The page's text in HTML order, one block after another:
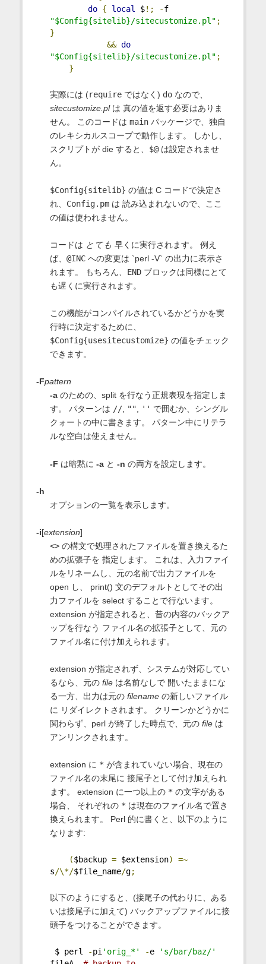
do { local $!; -
f
"$Config{sitelib}/sitecustomize.pl" ;
}
&& do
"$Config{sitelib}/sitecustomize.pl" ;
}
実際には (requireではなく) doなので、
sitecustomize.plは 真の値を返す必要はありま
せん。 このコードは mainパッケージで、独自
のレキシカルスコープで動作します。 しかし、
スクリプトが die すると、 $@は設定されませ
ん。
$Config{sitelib} の値は C コードで決定さ
れ、 Config.pmは 読み込まれないので、ここ
の値は使われません。
コードは とても 早くに実行されます。 例え
ば、 @INCへの変更は `perl -V` の出力に表示さ
れます。 もちろん、 ENDブロックは同様にとて
も遅くに実行されます。
この機能がコンパイルされているかどうかを実
行時に決定するために、
$Config{usesitecustomize} の値をチェック
できます。
-Fpattern
-aのための、split を行なう正規表現を指定しま
す。 パターンは //, "", '' で囲むか、シングル
クォートの中に書きます。 パターン中にリテラ
ルな空白は使えません。
-F は暗黙に -aと -n の両方を設定します。
-h
オプションの一覧を表示します。
-i[extension]
<>の構文で処理されたファイルを置き換えるた
めの拡張子を 指定します。 これは、入力ファイ
ルをリネームし、元の名前で出力ファイルを
open し、 print() 文のデフォルトとしてその出
力ファイルを select することで行ないます。
extension が指定されると、昔の内容のバックア
ップを行なう ファイル名の拡張子として、元の
ファイル名に付け加えられます。
extension が指定されず、システムが対応してい
るなら、元の fileは名前なしで 開いたままにな
る一方、出力は元の filenameの新しいファイル
に リダイレクトされます。 クリーンかどうかに
関わらず、perl が終了した時点で、元の fileは
アンリンクされます。
extension に * が含まれていない場合、現在の
ファイル名の末尾に 接尾子として付け加えられ
ます。 extension に一つ以上の * の文字がある
場合、 それぞれの * は現在のファイル名で置き
換えられます。 Perl 的に書くと、以下のように
なります:
($backup = $extension)
=~
s/\*/$file_name/g;
以下のようにすると、(接尾子の代わりに、ある
いは接尾子に加えて) バックアップファイルに接
頭子をつけることができます。
$ perl -pi 'orig_*' -e
's/bar/baz/'